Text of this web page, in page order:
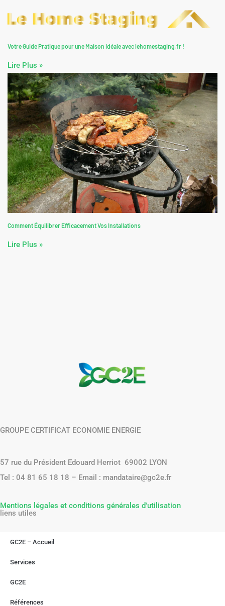
Lire Plus »
Votre Guide Pratique pour une Maison Idéale avec lehomestaging.fr !
Lire Plus »
GROUPE CERTIFICAT ECONOMIE ENERGIE
57 rue du Président Edouard Herriot 69002 LYON
Mentions légales et conditions générales d'utilisation